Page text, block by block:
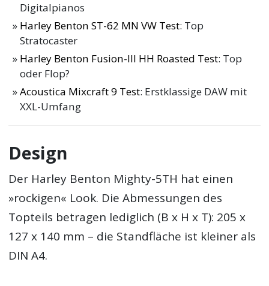
Digitalpianos
Harley Benton ST-62 MN VW Test: Top
Stratocaster
Harley Benton Fusion-III HH Roasted Test: Top
oder Flop?
Acoustica Mixcraft 9 Test: Erstklassige DAW mit
XXL-Umfang
Design
Der Harley Benton Mighty-5TH hat einen
»rockigen« Look. Die Abmessungen des
Topteils betragen lediglich (B x H x T): 205 x
127 x 140 mm – die Standfläche ist kleiner als
DIN A4.